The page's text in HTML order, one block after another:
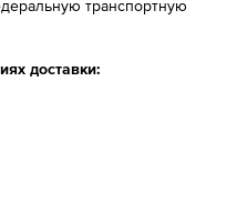
транспортную
доставки: